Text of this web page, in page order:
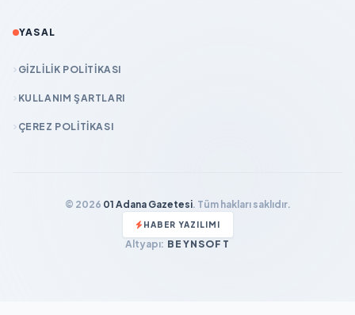
YASAL
GIZLILIK POLITIKASI
KULLANIM ŞARTLARI
ÇEREZ POLITIKASI
© 2026 01 Adana Gazetesi. Tüm hakları saklıdır.
HABER YAZILIMI
Altyapı: BEYNSOFT